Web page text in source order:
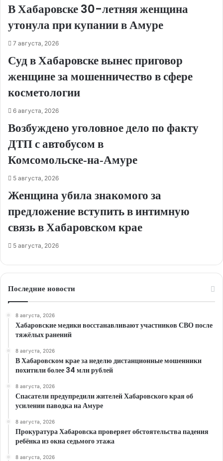
В Хабаровске 30-летняя женщина
утонула при купании в Амуре
7 августа, 2026
Суд в Хабаровске вынес приговор
женщине за мошенничество в сфере
косметологии
6 августа, 2026
Возбуждено уголовное дело по факту
ДТП с автобусом в
Комсомольске‑на‑Амуре
5 августа, 2026
Женщина убила знакомого за
предложение вступить в интимную
связь в Хабаровском крае
5 августа, 2026
Последние новости
8 августа, 2026
Хабаровские медики восстанавливают участников СВО после
тяжёлых ранений
8 августа, 2026
В Хабаровском крае за неделю дистанционные мошенники
похитили более 34 млн рублей
8 августа, 2026
Спасатели предупредили жителей Хабаровского края об
усилении паводка на Амуре
8 августа, 2026
Прокуратура Хабаровска проверяет обстоятельства падения
ребёнка из окна седьмого этажа
8 августа, 2026